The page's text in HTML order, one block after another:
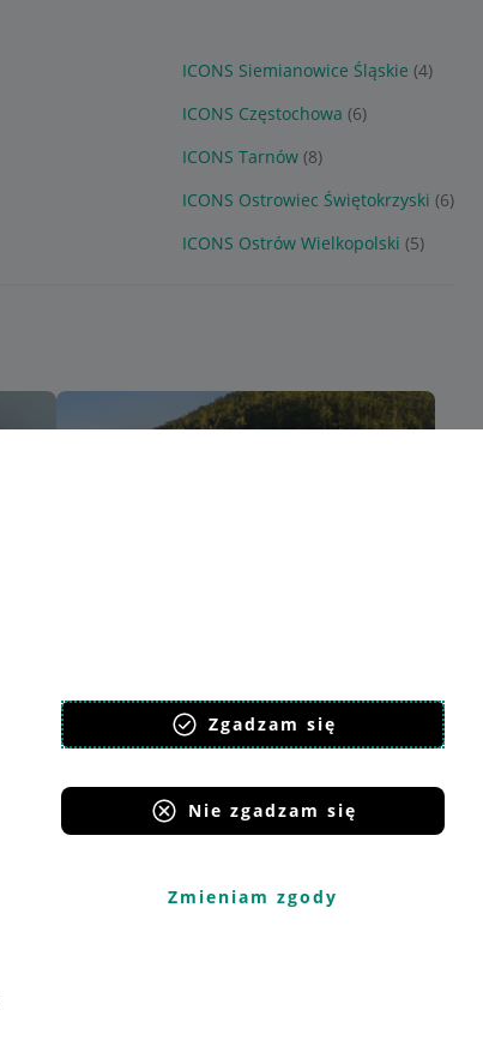
Zgadzam się
Nie zgadzam się
Zmieniam zgody
ICONS Siemianowice Śląskie (4)
ICONS Częstochowa (6)
ICONS Tarnów (8)
ICONS Ostrowiec Świętokrzyski (6)
ICONS Ostrów Wielkopolski (5)